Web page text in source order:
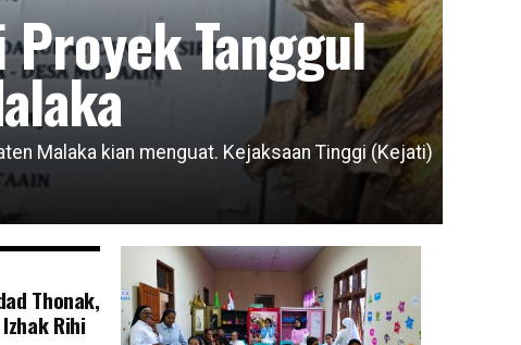
Tanggul
Malaka kian menguat. Kejaksaan Tinggi (Kejati)
Thonak,
Rihi